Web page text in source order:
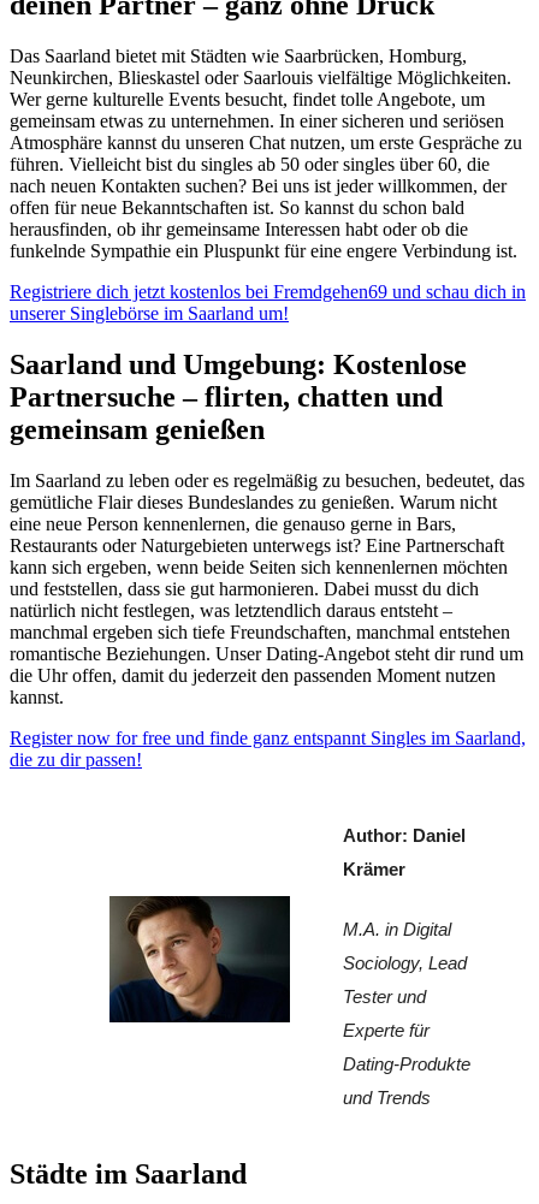
Das Saarland bietet mit Städten wie Saarbrücken, Homburg,
Neunkirchen, Blieskastel oder Saarlouis vielfältige Möglichkeiten.
Wer gerne kulturelle Events besucht, findet tolle Angebote, um
gemeinsam etwas zu unternehmen. In einer sicheren und seriösen
Atmosphäre kannst du unseren Chat nutzen, um erste Gespräche zu
führen. Vielleicht bist du singles ab 50 oder singles über 60, die
nach neuen Kontakten suchen? Bei uns ist jeder willkommen, der
offen für neue Bekanntschaften ist. So kannst du schon bald
herausfinden, ob ihr gemeinsame Interessen habt oder ob die
funkelnde Sympathie ein Pluspunkt für eine engere Verbindung ist.
Registriere dich jetzt kostenlos bei Fremdgehen69 und schau dich in
unserer Singlebörse im Saarland um!
Saarland und Umgebung: Kostenlose
Partnersuche – flirten, chatten und
gemeinsam genießen
Im Saarland zu leben oder es regelmäßig zu besuchen, bedeutet, das
gemütliche Flair dieses Bundeslandes zu genießen. Warum nicht
eine neue Person kennenlernen, die genauso gerne in Bars,
Restaurants oder Naturgebieten unterwegs ist? Eine Partnerschaft
kann sich ergeben, wenn beide Seiten sich kennenlernen möchten
und feststellen, dass sie gut harmonieren. Dabei musst du dich
natürlich nicht festlegen, was letztendlich daraus entsteht –
manchmal ergeben sich tiefe Freundschaften, manchmal entstehen
romantische Beziehungen. Unser Dating-Angebot steht dir rund um
die Uhr offen, damit du jederzeit den passenden Moment nutzen
kannst.
Register now for free und finde ganz entspannt Singles im Saarland,
die zu dir passen!
Author: Daniel
Krämer
M.A. in Digital
Sociology, Lead
Tester und
Experte für
Dating-Produkte
und Trends
Städte im Saarland